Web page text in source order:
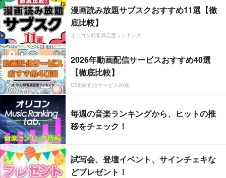
漫画読み放題サブスクおすすめ11選【徹
底比較】
オリコン顧客満足度ランキング
2026年動画配信サービスおすすめ40選
【徹底比較】
CS動画配信サービス20選
毎週の音楽ランキングから、ヒットの推
移をチェック！
試写会、登壇イベント、サインチェキな
どプレゼント！